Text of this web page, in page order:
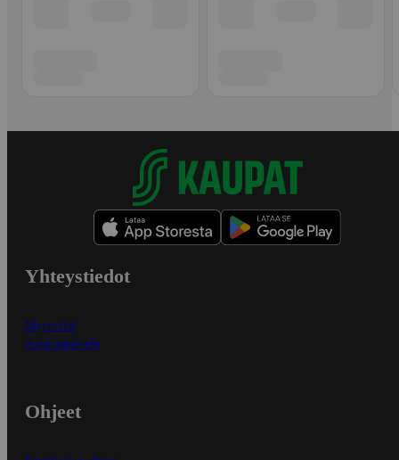
Yhteystiedot
Myymälät
Asiakaspalvelu
Ohjeet